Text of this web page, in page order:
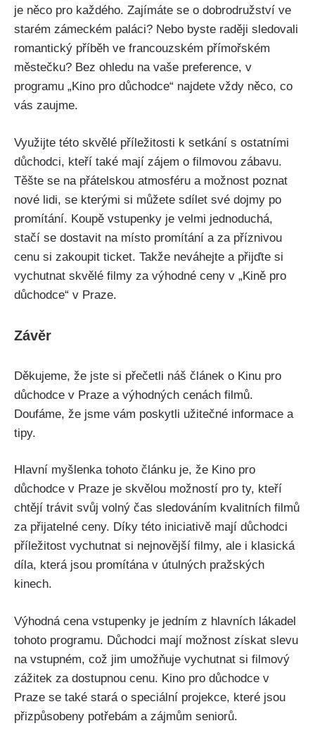
je něco pro každého. Zajímáte se o dobrodružství ve
starém zámeckém paláci? Nebo byste raději sledovali
romantický příběh ve francouzském přímořském
městečku? Bez ohledu na vaše preference, v
programu „Kino pro důchodce“ najdete vždy něco, co
vás zaujme.
Využijte této skvělé příležitosti k setkání s ostatními
důchodci, kteří také mají zájem o filmovou zábavu.
Těšte se na přátelskou atmosféru a možnost poznat
nové lidi, se kterými si můžete sdílet své dojmy po
promítání. Koupě vstupenky je velmi jednoduchá,
stačí se dostavit na místo promítání a za příznivou
cenu si zakoupit ticket. Takže neváhejte a přijďte si
vychutnat skvělé filmy za výhodné ceny v „Kině pro
důchodce“ v Praze.
Závěr
Děkujeme, že jste si přečetli náš článek o Kinu pro
důchodce v Praze a výhodných cenách filmů.
Doufáme, že jsme vám poskytli užitečné informace a
tipy.
Hlavní myšlenka tohoto článku je, že Kino pro
důchodce v Praze je skvělou možností pro ty, kteří
chtějí trávit svůj volný čas sledováním kvalitních filmů
za přijatelné ceny. Díky této iniciativě mají důchodci
příležitost vychutnat si nejnovější filmy, ale i klasická
díla, která jsou promítána v útulných pražských
kinech.
Výhodná cena vstupenky je jedním z hlavních lákadel
tohoto programu. Důchodci mají možnost získat slevu
na vstupném, což jim umožňuje vychutnat si filmový
zážitek za dostupnou cenu. Kino pro důchodce v
Praze se také stará o speciální projekce, které jsou
přizpůsobeny potřebám a zájmům seniorů.